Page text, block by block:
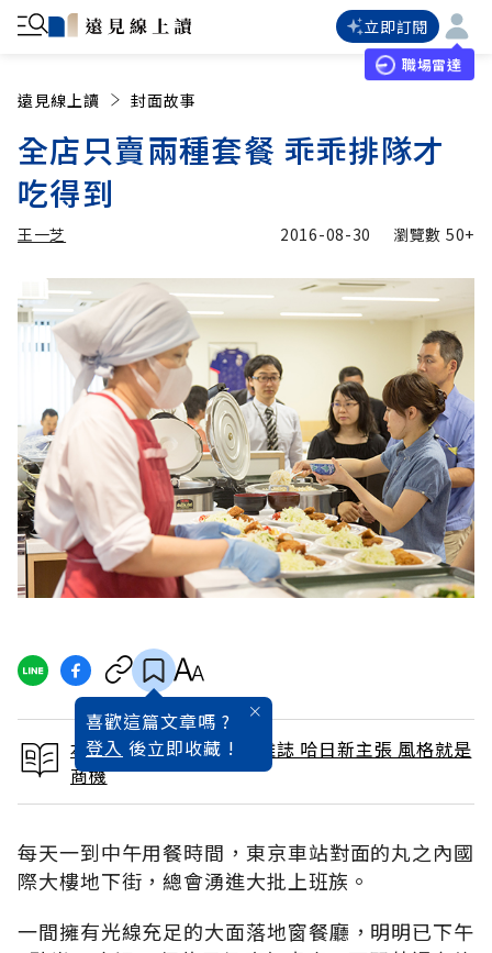
立即訂閱
職場雷達
遠見線上讀 封面故事
全店只賣兩種套餐 乖乖排隊才
吃得到
王一芝
王一芝 加入追蹤
2016-08-30 瀏覽數 50+
喜歡這篇文章嗎 ?
登入 後立即收藏 !
本文出自 2016 / 9月號雜誌 哈日新主張 風格就是
商機
每天一到中午用餐時間，東京車站對面的丸之內國
際大樓地下街，總會湧進大批上班族。
一間擁有光線充足的大面落地窗餐廳，明明已下午